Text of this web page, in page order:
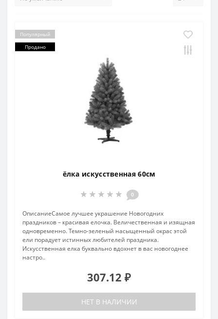
Популярный
Продано
ёлка искусственная 60см
0
ОписаниеСамое лучшее украшение Новогодних
праздников – красивая елочка. Величественная и изящная
одновременно. Темно-зеленый насыщенный окрас этой
ели порадует истинных любителей праздника.
Искусственная елка буквально вдохнет в вас новогоднее
настро..
307.12 ₽
НЕТ В НАЛИЧИИ